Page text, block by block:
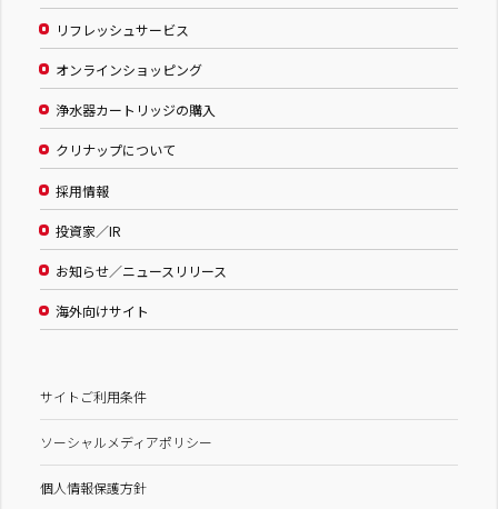
リフレッシュサービス
オンラインショッピング
浄水器カートリッジの購入
クリナップについて
採用情報
投資家／IR
お知らせ／ニュースリリース
海外向けサイト
サイトご利用条件
ソーシャルメディアポリシー
個人情報保護方針